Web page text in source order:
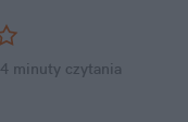
4 minuty czytania